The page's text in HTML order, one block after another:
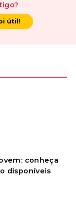
?
útil!
conheça
disponíveis